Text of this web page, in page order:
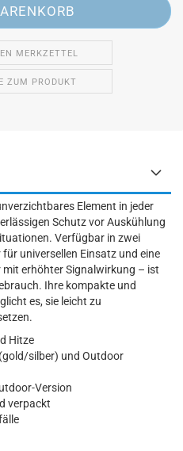
MERKZETTEL
ZUM PRODUKT
Element in jeder
Schutz vor Auskühlung
Verfügbar in zwei
universellen Einsatz und eine
erhöhter Signalwirkung – ist
Ihre kompakte und
es, sie leicht zu
Hitze
silber) und Outdoor
Version
verpackt